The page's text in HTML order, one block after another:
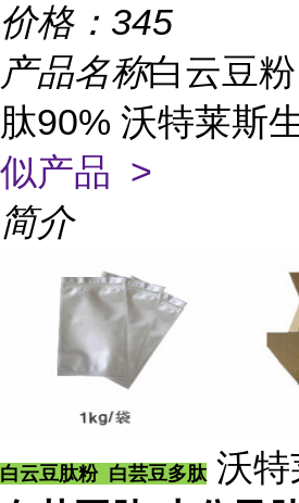
价格： 345
产品名称白云豆
肽90% 沃特莱斯
似产品 >
简介
白云豆肽粉 白芸豆多肽 沃特